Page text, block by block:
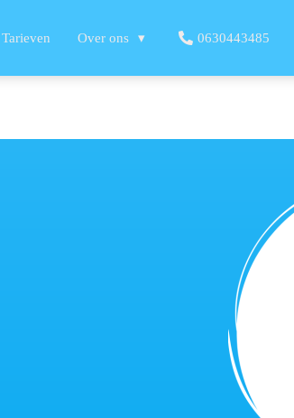
Tarieven Over ons 0630443485